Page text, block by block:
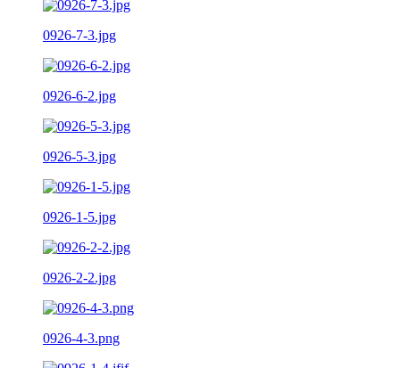
0926-7-3.jpg
0926-6-2.jpg
0926-5-3.jpg
0926-1-5.jpg
0926-2-2.jpg
0926-4-3.png